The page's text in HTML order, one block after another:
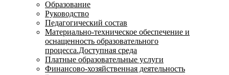
Образование
Руководство
Педагогический состав
Материально-техническое обеспечение и
оснащенность образовательного
процесса.Доступная среда
Платные образовательные услуги
Финансово-хозяйственная деятельность